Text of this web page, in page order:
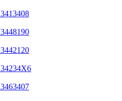
3413408
3448190
3442120
34234X6
3463407